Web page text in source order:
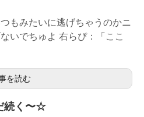
もみたいに逃げちゃうのかニ
いでちゅよ 右らぴ：「ここ
を読む
続く〜☆